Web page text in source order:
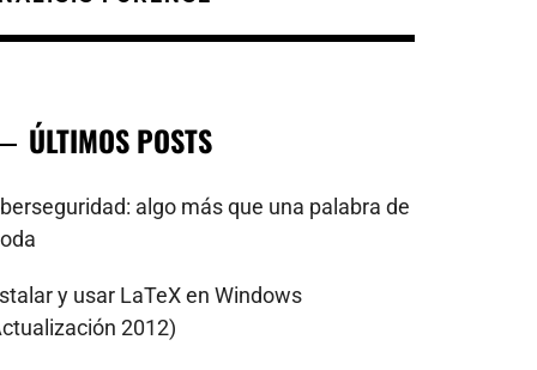
ÚLTIMOS POSTS
algo más que una palabra de
y usar LaTeX en Windows
2012)